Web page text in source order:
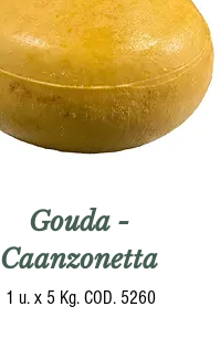
Gouda -
Caanzonetta
1 u. x 5 Kg. COD. 5260